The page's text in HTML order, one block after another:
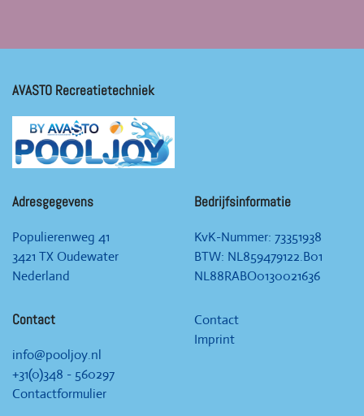
AVASTO Recreatietechniek
Adresgegevens
Populierenweg 41
3421 TX Oudewater
Nederland
Bedrijfsinformatie
KvK-Nummer: 73351938
BTW: NL859479122.B01
NL88RABO0130021636
Contact
info@pooljoy.nl
+31(0)348 - 560297
Contactformulier
Contact
Imprint